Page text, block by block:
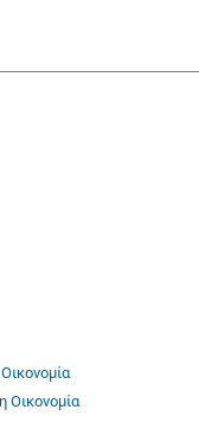
Οικονομία